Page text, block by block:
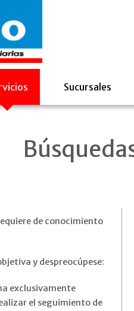
Sucursales
de conocimiento
y despreocúpese:
exclusivamente
el seguimiento de